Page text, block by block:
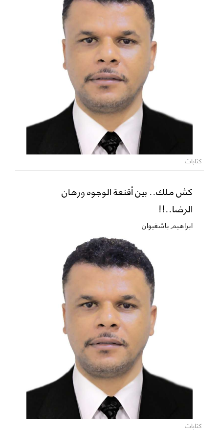
كتابات
كش ملك.. بين أقنعة الوجوه ورهان
الرضا..!!
ابراهيم باشغيوان
كتابات